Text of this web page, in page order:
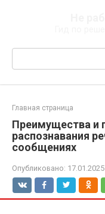
Поиск:
Главная страница
Преимущества и
распознавания
сообщениях
Опубликовано: 17.01.2025